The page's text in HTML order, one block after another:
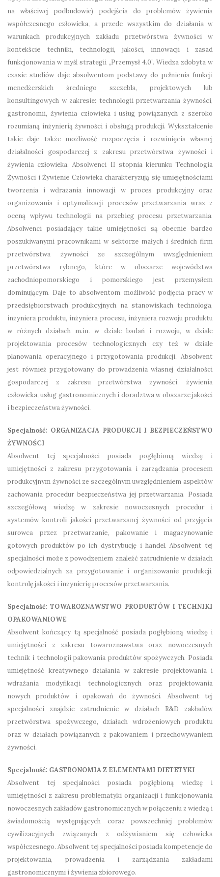
na właściwej podbudowie) podejścia do problemów żywienia
współczesnego człowieka, a przede wszystkim do działania w
warunkach produkcyjnych zakładu przetwórstwa żywności w
kontekście techniki, technologii, jakości, innowacji i zasad
funkcjonowania w myśl strategii „Przemysł 4.0”. Wiedza zdobyta w
czasie studiów daje absolwentom podstawy do pełnienia funkcji
menedżerskich średniego szczebla, projektowych lub
konsultingowych w zakresie: technologii przetwarzania żywności,
gastronomii, żywienia człowieka i usług powiązanych z szeroko
rozumianą inżynierią żywności i obsługą produkcji. Wykształcenie
takie daje także możliwość rozpoczęcia i rozwinięcia własnej
działalności gospodarczej z zakresu przetwórstwa żywności i
żywienia człowieka. Absolwenci II stopnia kierunku Technologia
Żywności i Żywienie Człowieka charakteryzują się umiejętnościami
tworzenia i wdrażania innowacji w proces produkcyjny oraz
organizowania i optymalizacji procesów przetwarzania wraz z
oceną wpływu technologii na przebieg procesu przetwarzania.
Absolwenci posiadający takie umiejętności są obecnie bardzo
poszukiwanymi pracownikami w sektorze małych i średnich firm
przetwórstwa żywności ze szczególnym uwzględnieniem
przetwórstwa rybnego, które w obszarze województwa
zachodniopomorskiego i pomorskiego jest przemysłem
dominującym. Daje to absolwentom możliwość podjęcia pracy w
przedsiębiorstwach produkcyjnych na stanowiskach technologa,
inżyniera produktu, inżyniera procesu, inżyniera rozwoju produktu
w różnych działach m.in. w dziale badań i rozwoju, w dziale
projektowania procesów technologicznych czy też w dziale
planowania operacyjnego i przygotowania produkcji. Absolwent
jest również przygotowany do prowadzenia własnej działalności
gospodarczej z zakresu przetwórstwa żywności, żywienia
człowieka, usług gastronomicznych i doradztwa w obszarze jakości
i bezpieczeństwa żywności.
Specjalność: ORGANIZACJA PRODUKCJI I BEZPIECZEŃSTWO
ŻYWNOŚCI
Absolwent tej specjalności posiada pogłębioną wiedzę i
umiejętności z zakresu przygotowania i zarządzania procesem
produkcyjnym żywności ze szczególnym uwzględnieniem aspektów
zachowania procedur bezpieczeństwa jej przetwarzania. Posiada
szczegółową wiedzę w zakresie nowoczesnych procedur i
systemów kontroli jakości przetwarzanej żywności od przyjęcia
surowca przez przetwarzanie, pakowanie i magazynowanie
gotowych produktów po ich dystrybucję i handel. Absolwent tej
specjalności może z powodzeniem znaleźć zatrudnienie w działach
odpowiedzialnych za przygotowanie i organizowanie produkcji,
kontrolę jakości i inżynierię procesów przetwarzania.
Specjalność: TOWAROZNAWSTWO PRODUKTÓW I TECHNIKI
OPAKOWANIOWE
Absolwent kończący tą specjalność posiada pogłębioną wiedzę i
umiejętności z zakresu towaroznawstwa oraz nowoczesnych
technik i technologii pakowania produktów spożywczych. Posiada
umiejętność kreatywnego działania w zakresie projektowania i
wdrażania modyfikacji technologicznych oraz projektowania
nowych produktów i opakowań do żywności. Absolwent tej
specjalności znajdzie zatrudnienie w działach R&D zakładów
przetwórstwa spożywczego, działach wdrożeniowych produktu
oraz w działach powiązanych z pakowaniem i przechowywaniem
żywności.
Specjalność: GASTRONOMIA Z ELEMENTAMI DIETETYKI
Absolwent tej specjalności posiada pogłębioną wiedzę i
umiejętności z zakresu problematyki organizacji i funkcjonowania
nowoczesnych zakładów gastronomicznych w połączeniu z wiedzą i
świadomością występujących coraz powszechniej problemów
cywilizacyjnych związanych z odżywianiem się człowieka
współczesnego. Absolwent tej specjalności posiada kompetencje do
projektowania, prowadzenia i zarządzania zakładami
gastronomicznymi i żywienia zbiorowego.